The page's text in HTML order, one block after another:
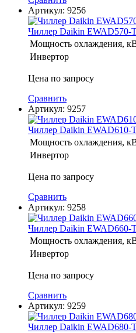
Артикул: 9256
Чиллер Daikin
Мощность охлаждения,
Инвертор
Цена по запросу
Сравнить
Артикул: 9257
Чиллер Daikin
Мощность охлаждения,
Инвертор
Цена по запросу
Сравнить
Артикул: 9258
Чиллер Daikin
Мощность охлаждения,
Инвертор
Цена по запросу
Сравнить
Артикул: 9259
Чиллер Daikin